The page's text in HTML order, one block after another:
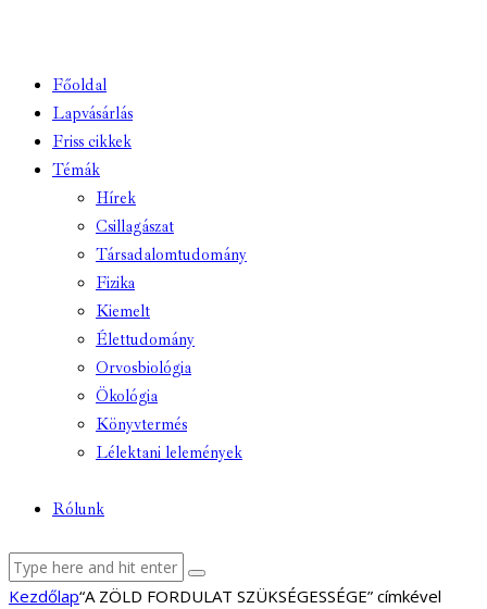
Főoldal
Lapvásárlás
Friss cikkek
Témák
Hírek
Csillagászat
Társadalomtudomány
Fizika
Kiemelt
Élettudomány
Orvosbiológia
Ökológia
Könyvtermés
Lélektani lelemények
Rólunk
facebook-
youtube-
email
Kezdőlap“A ZÖLD FORDULAT SZÜKSÉGESSÉGE” címkével